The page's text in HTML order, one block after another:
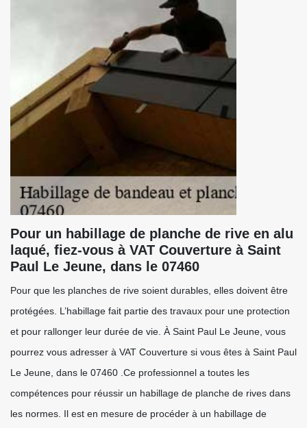
Pour un habillage de planche de rive en alu
laqué, fiez-vous à VAT Couverture à Saint
Paul Le Jeune, dans le 07460
Pour que les planches de rive soient durables, elles doivent être
protégées. L’habillage fait partie des travaux pour une protection
et pour rallonger leur durée de vie. À Saint Paul Le Jeune, vous
pourrez vous adresser à VAT Couverture si vous êtes à Saint Paul
Le Jeune, dans le 07460 .Ce professionnel a toutes les
compétences pour réussir un habillage de planche de rives dans
les normes. Il est en mesure de procéder à un habillage de